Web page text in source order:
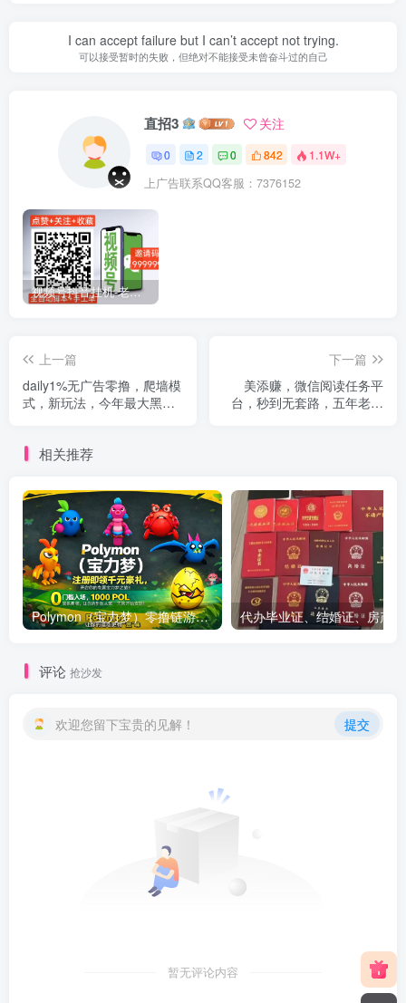
I can accept failure but I can’t accept not trying.
可以接受暂时的失败，但绝对不能接受未曾奋斗过的自己
直招3 关注
0 2 0 842 1.1W+
上广告联系QQ客服：7376152
视频号抖音挂机-老板招募，日入500➕ 一手对接老板_全网第一大团队招代理商
上一篇
daily1%无广告零撸，爬墙模
式，新玩法，今年最大黑
下一篇
美添赚，微信阅读任务平
台，秒到无套路，五年老项
相关推荐
Polymon（宝力梦）零撸链游天花板，稳定收益，轻松变现，今日全球首发！
评论 抢沙发
欢迎您留下宝贵的见解！ 提交
暂无评论内容